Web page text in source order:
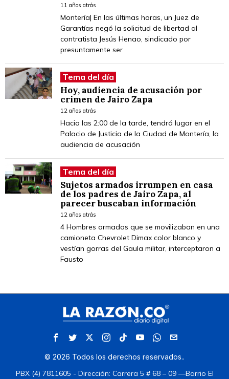
11 años atrás
Montería| En las últimas horas, un Juez de
Garantías negó la solicitud de libertad al
contratista Jesús Henao, sindicado por
presuntamente ser
Tema del día
Hoy, audiencia de acusación por
crimen de Jairo Zapa
12 años atrás
Hacia las 2:00 de la tarde, tendrá lugar en el
Palacio de Justicia de la Ciudad de Montería, la
audiencia de acusación
Tema del día
Sujetos armados irrumpen en casa
de los padres de Jairo Zapa, al
parecer buscaban información
12 años atrás
4 Hombres armados que se movilizaban en una
camioneta Chevrolet Dimax color blanco y
vestían gorras del Gaula militar, interceptaron a
Fausto
© 2026 Todos los derechos reservados..
PBX (4) 7811605 - Dirección: Carrera 5 # 68 – 09 —Barrio El